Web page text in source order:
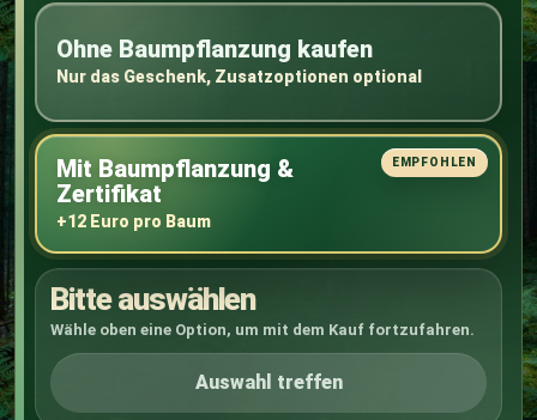
Ohne Baumpflanzung kaufen
Nur das Geschenk, Zusatzoptionen optional
Mit Baumpflanzung &
Zertifikat
+12 Euro pro Baum
Bitte auswählen
Wähle oben eine Option, um mit dem Kauf fortzufahren.
Auswahl treffen